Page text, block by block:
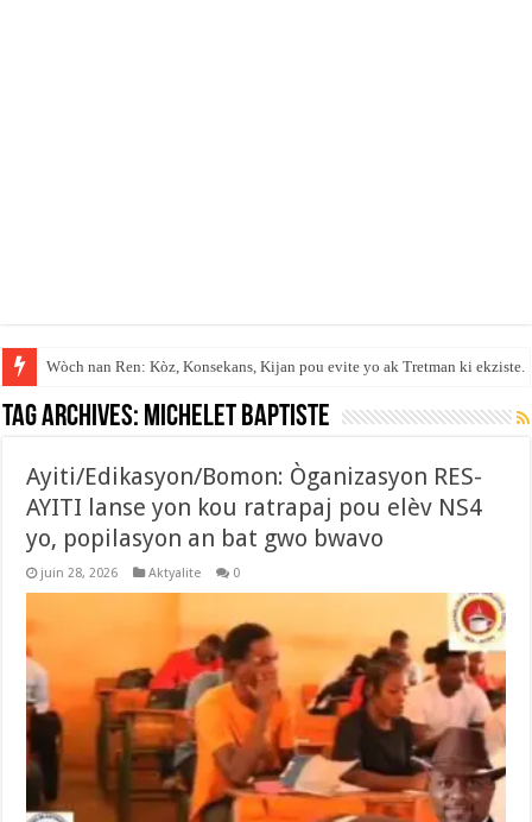
Wòch nan Ren: Kòz, Konsekans, Kijan pou evite yo ak Tretman ki ekziste.
Tag Archives: Michelet Baptiste
Ayiti/Edikasyon/Bomon: Òganizasyon RES-
AYITI lanse yon kou ratrapaj pou elèv NS4
yo, popilasyon an bat gwo bwavo
juin 28, 2026 Aktyalite 0